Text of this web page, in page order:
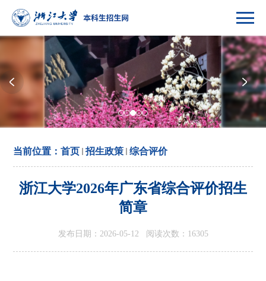
当前位置：首页 招生政策 综合评价
浙江大学2026年广东省综合评价招生
简章
发布日期：2026-05-12 阅读次数： 16305